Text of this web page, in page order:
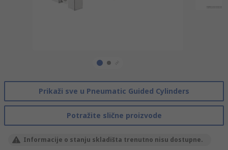
Prikaži sve u Pneumatic Guided Cylinders
Potražite slične proizvode
Informacije o stanju skladišta trenutno nisu dostupne.